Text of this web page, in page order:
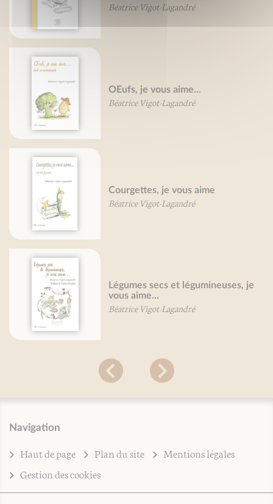
Béatrice Vigot-Lagandré
OEufs, je vous aime...
Béatrice Vigot-Lagandré
Courgettes, je vous aime
Béatrice Vigot-Lagandré
Légumes secs et légumineuses, je
vous aime...
Béatrice Vigot-Lagandré
Navigation
Haut de page Plan du site
Mentions légales
Gestion des cookies